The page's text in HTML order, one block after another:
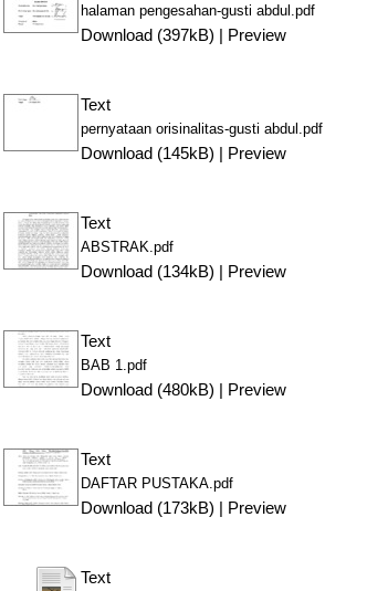
halaman pengesahan-gusti abdul.pdf
Download (397kB) Preview
Text
pernyataan orisinalitas-gusti abdul.pdf
Download (145kB) Preview
Text
ABSTRAK.pdf
Download (134kB) Preview
Text
BAB 1.pdf
Download (480kB) Preview
Text
DAFTAR PUSTAKA.pdf
Download (173kB) Preview
Text